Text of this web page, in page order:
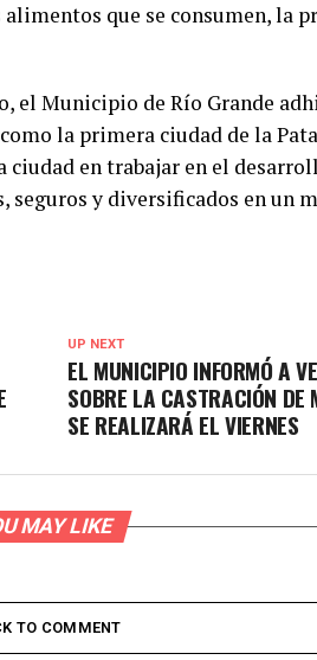
que se consumen, la
el Municipio de Río Grande
la primera ciudad de la
en trabajar en el
y diversificados en un
UP NEXT
EL MUNICIPIO INFORMÓ A
SOBRE LA CASTRACIÓN DE
SE REALIZARÁ EL VIERNES
MAY LIKE
TO COMMENT